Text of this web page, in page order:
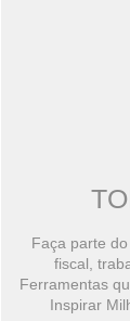
Faça parte
fiscal,
Ferramentas
Inspirar